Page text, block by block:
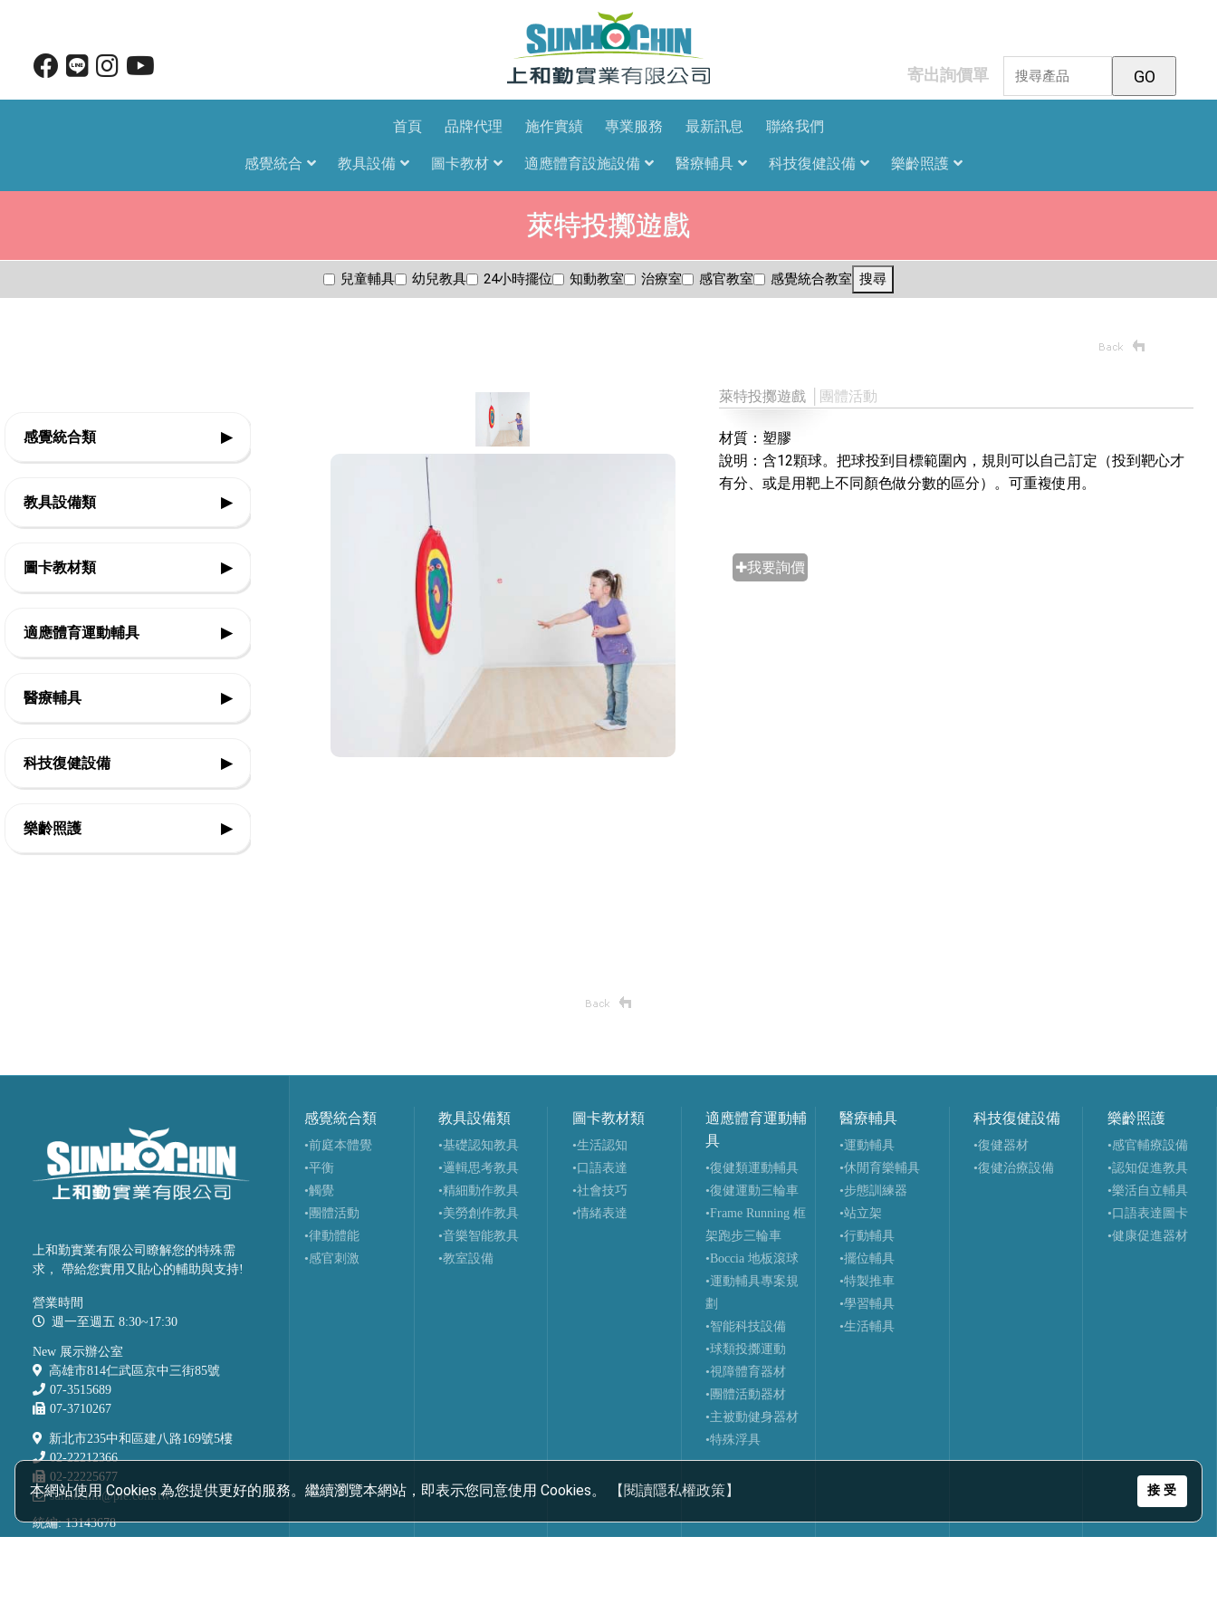
本網站使用 Cookies 為您提供更好的服務。繼續瀏覽本網站，即表示您同意使用 Cookies。 【閱讀隱私權政策】 接 受
寄出詢價單
首頁 品牌代理 施作實績 專業服務 最新訊息 聯絡我們
感覺統合 教具設備 圖卡教材 適應體育設施設備 醫療輔具 科技復健設備 樂齡照護
萊特投擲遊戲
兒童輔具 幼兒教具 24小時擺位 知動教室 治療室 感官教室 感覺統合教室 搜尋
感覺統合類 ▶
◇平衡
◇觸覺
◇感官刺激
教具設備類 ▶
◇邏輯思考教具
◇精細動作教具
◇教室設備
圖卡教材類 ▶
◇口語表達
◇社會技巧
適應體育運動輔具 ▶
◇復健運動三輪車
◇Frame Running 框架跑步三輪車
醫療輔具 ▶
◇休閒育樂輔具
◇步態訓練器
科技復健設備 ▶
◇復健治療設備
樂齡照護 ▶
萊特投擲遊戲 │團體活動
材質：塑膠
說明：含12顆球。把球投到目標範圍內，規則可以自己訂定（投到靶心才
有分、或是用靶上不同顏色做分數的區分）。可重複使用。
✚我要詢價
上和勤實業有限公司瞭解您的特殊需
求， 帶給您實用又貼心的輔助與支持!
營業時間
週一至週五 8:30~17:30
New 展示辦公室
高雄市814仁武區京中三街85號
07-3515689
07-3710267
新北市235中和區建八路169號5樓
02-22212366
02-22225677
sunhochin@pie.com.tw
統編: 13143678
感覺統合類
•前庭本體覺
•平衡
•觸覺
•團體活動
•律動體能
•感官刺激
教具設備類
•基礎認知教具
•邏輯思考教具
•精細動作教具
•美勞創作教具
•音樂智能教具
•教室設備
圖卡教材類
•生活認知
•口語表達
•社會技巧
•情緒表達
適應體育運動輔
具
•復健類運動輔具
•復健運動三輪車
•Frame Running 框
架跑步三輪車
•Boccia 地板滾球
•運動輔具專案規
劃
•智能科技設備
•球類投擲運動
•視障體育器材
•團體活動器材
•主被動健身器材
•特殊浮具
醫療輔具
•運動輔具
•休閒育樂輔具
•步態訓練器
•站立架
•行動輔具
•擺位輔具
•特製推車
•學習輔具
•生活輔具
科技復健設備
•復健器材
•復健治療設備
樂齡照護
•感官輔療設備
•認知促進教具
•樂活自立輔具
•口語表達圖卡
•健康促進器材